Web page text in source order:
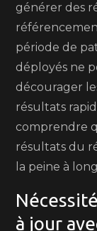
générer des
période de
déployés ne
décourager
résultats
comprendre
résultats du
la peine à
à jour